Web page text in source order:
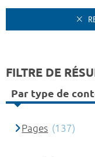
FILTRE DE
Par type de
Pages (137)